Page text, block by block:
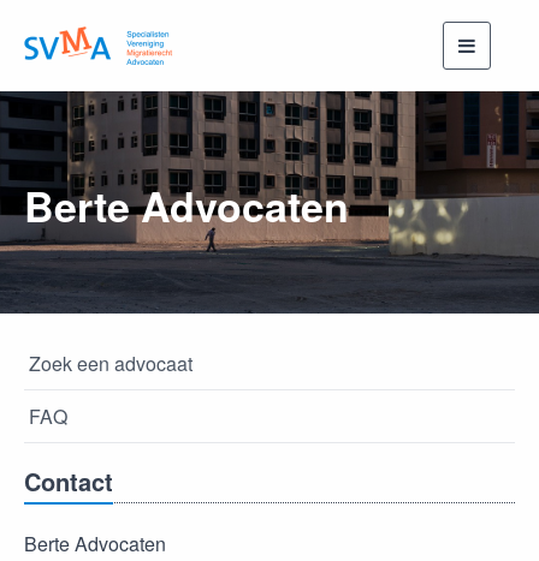
Toggle
Berte Advocaten
Zoek een advocaat
FAQ
Contact
Berte Advocaten